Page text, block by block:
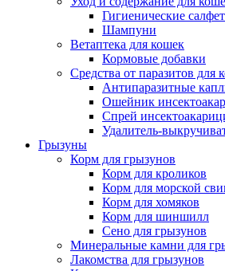
Гигиенические
Шампуни
Ветаптека для кошек
Кормовые добавки
Средства от паразитов для
Антипаразитные
Ошейник
Спрей
Удалитель-
Грызуны
Корм для грызунов
Корм для кроликов
Корм для морской
Корм для хомяков
Корм для шиншилл
Сено для грызунов
Минеральные камни для
Лакомства для грызунов